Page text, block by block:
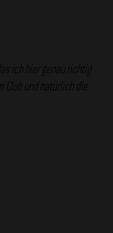
ich hier genau richtig
und natürlich die